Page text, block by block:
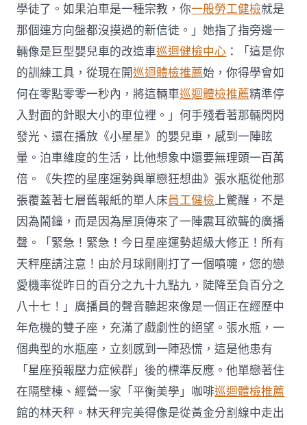
學徒了。如果泊車是一種宗教，你一般勞工健檢就是
那個連方向盤都沒摸過的新信徒。」她指了指旁邊一
輛像是巨型嬰兒車的改造車巡迴健檢中心 ：「這是你
的訓練工具，從現在開巡迴體檢推薦始，你得學會如
何在零點零零一秒內，將這輛車巡迴體檢推薦精準停
入對面的針眼大小的車位裡。」何手殘看著那輛閃閃
發光、還在播放《小星星》的嬰兒車，感到一陣眩
暈。泊車維度的生活，比他想象中還要無理頭一百萬
倍。《失控的星座運勢與單戀狂想曲》張水瓶從他那
張覆蓋著七層舊報紙的單人床員工健檢上驚醒，不是
因為鬧鐘，而是因為屋頂傳來了一陣震耳欲聾的廣播
聲。「緊急！緊急！今日星座運勢超級大修正！所有
天秤座請注意！由於月球剛剛打了一個噴嚏，您的戀
愛機率從昨日的百分之九十九點九，陡降至負百分之
八十七！」廣播員的聲音聽起來像是一個正在經歷中
年危機的雙子座，充滿了戲劇性的絕望。張水瓶，一
個典型的水瓶座，立刻感到一陣恐慌，這是他患有
「星座預報壓力症候群」後的標準反應。他單戀著住
在隔壁棟、經營一家「平衡美學」咖啡巡迴體檢推薦
館的林天秤。林天秤完美得像是從黃金分割線中走出